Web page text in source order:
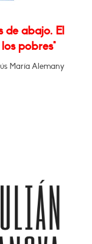
de abajo. El
pobres"
María Alemany